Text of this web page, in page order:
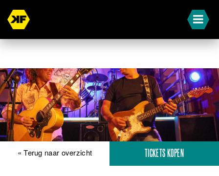
« Terug naar overzicht TICKETS KOPEN